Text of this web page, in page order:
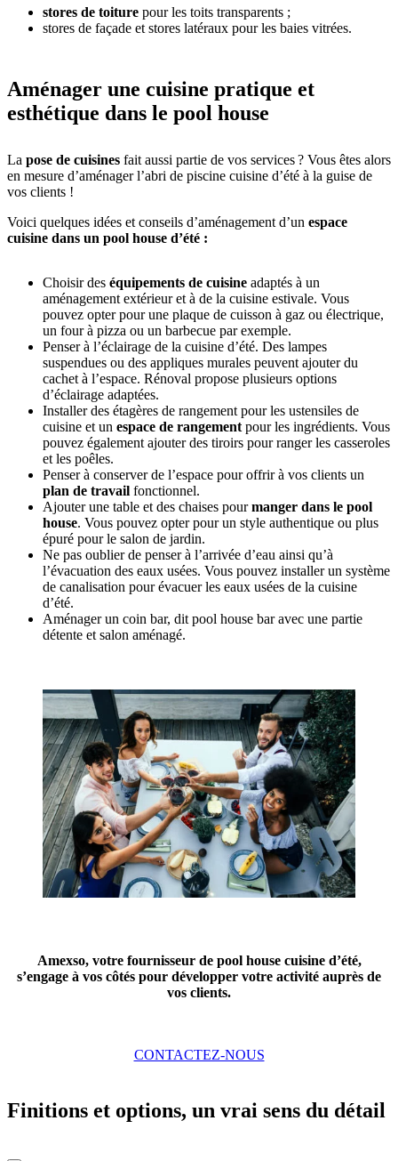
stores de toiture pour les toits transparents ;
stores de façade et stores latéraux pour les baies vitrées.
Aménager une cuisine pratique et
esthétique dans le pool house
La pose de cuisines fait aussi partie de vos services ? Vous êtes alors
en mesure d’aménager l’abri de piscine cuisine d’été à la guise de
vos clients !
Voici quelques idées et conseils d’aménagement d’un espace
cuisine dans un pool house d’été :
Choisir des équipements de cuisine adaptés à un
aménagement extérieur et à de la cuisine estivale. Vous
pouvez opter pour une plaque de cuisson à gaz ou électrique,
un four à pizza ou un barbecue par exemple.
Penser à l’éclairage de la cuisine d’été. Des lampes
suspendues ou des appliques murales peuvent ajouter du
cachet à l’espace. Rénoval propose plusieurs options
d’éclairage adaptées.
Installer des étagères de rangement pour les ustensiles de
cuisine et un espace de rangement pour les ingrédients. Vous
pouvez également ajouter des tiroirs pour ranger les casseroles
et les poêles.
Penser à conserver de l’espace pour offrir à vos clients un
plan de travail fonctionnel.
Ajouter une table et des chaises pourmanger dans le pool
house. Vous pouvez opter pour un style authentique ou plus
épuré pour le salon de jardin.
Ne pas oublier de penser à l’arrivée d’eau ainsi qu’à
l’évacuation des eaux usées. Vous pouvez installer un système
de canalisation pour évacuer les eaux usées de la cuisine
d’été.
Aménager un coin bar, dit pool house bar avec une partie
détente et salon aménagé.
Amexso, votre fournisseur de pool house cuisine d’été,
s’engage à vos côtés pour développer votre activité auprès de
vos clients.
CONTACTEZ-NOUS
Finitions et options, un vrai sens du détail